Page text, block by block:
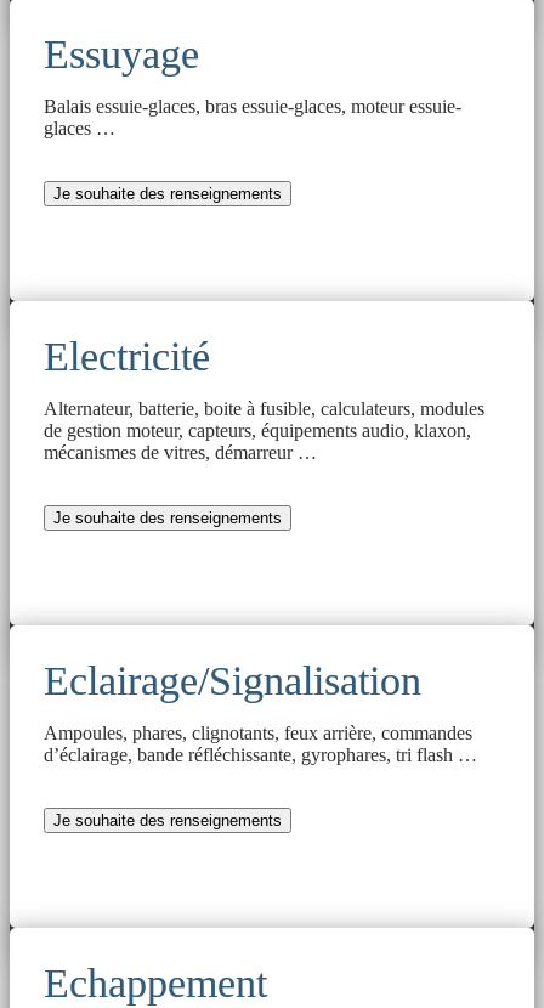
Essuyage
Balais essuie-glaces, bras essuie-glaces, moteur essuie-
glaces …
Je souhaite des renseignements
Electricité
Alternateur, batterie, boite à fusible, calculateurs, modules
de gestion moteur, capteurs, équipements audio, klaxon,
mécanismes de vitres, démarreur …
Je souhaite des renseignements
Eclairage/Signalisation
Ampoules, phares, clignotants, feux arrière, commandes
d’éclairage, bande réfléchissante, gyrophares, tri flash …
Je souhaite des renseignements
Echappement